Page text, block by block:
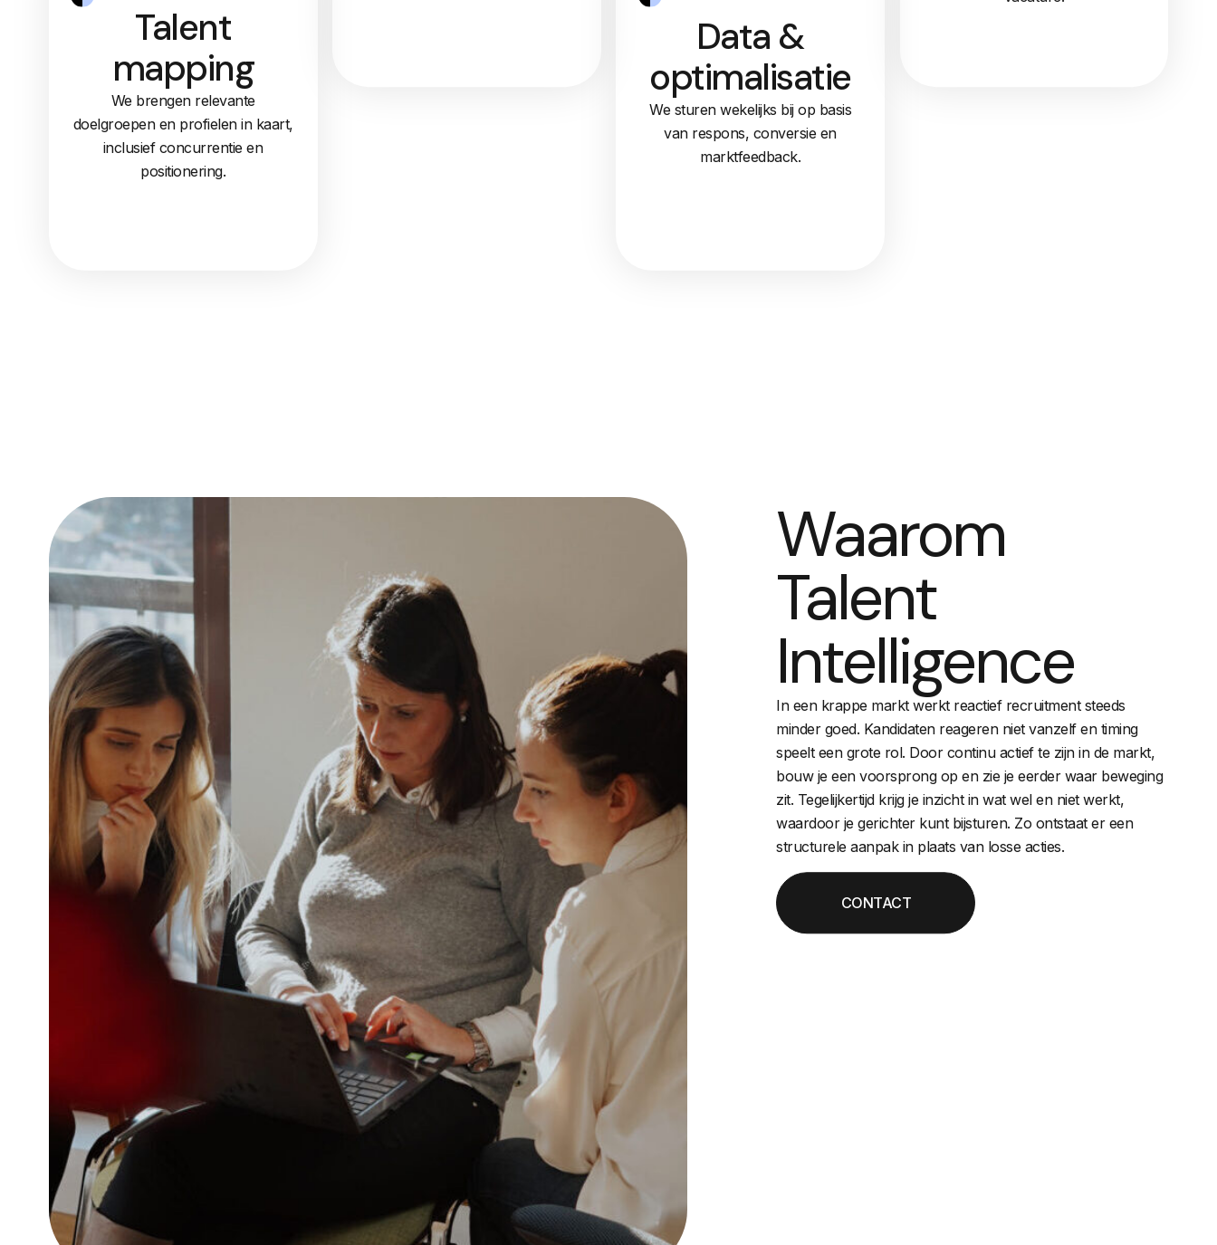
Talent
mapping
We brengen relevante
doelgroepen en profielen in kaart,
inclusief concurrentie en
positionering.
Data &
optimalisatie
We sturen wekelijks bij op basis
van respons, conversie en
marktfeedback.
Waarom
Talent
Intelligence
In een krappe markt werkt reactief recruitment steeds
minder goed. Kandidaten reageren niet vanzelf en timing
speelt een grote rol. Door continu actief te zijn in de markt,
bouw je een voorsprong op en zie je eerder waar beweging
zit. Tegelijkertijd krijg je inzicht in wat wel en niet werkt,
waardoor je gerichter kunt bijsturen. Zo ontstaat er een
structurele aanpak in plaats van losse acties.
CONTACT